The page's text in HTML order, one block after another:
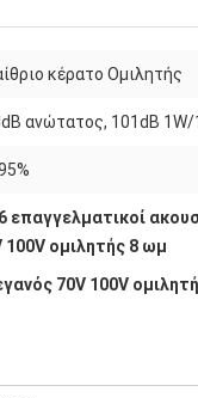
κέρατο Ομιλητής
ανώτατος, 101dB
επαγγελματικοί
100V ομιλητής 8 ωμ
70V 100V